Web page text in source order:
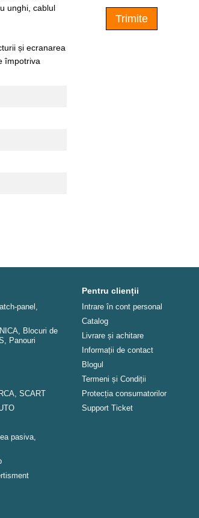
unghi, cablul
și ecranarea
împotriva
Trimite
panel,
Blocuri de
Panouri
SCART
pasiva,
Pentru clienții
Intrare în cont personal
Catalog
Livrare și achitare
Informații de contact
Blogul
Termeni și Condiții
Protecția consumatorilor
Support Ticket